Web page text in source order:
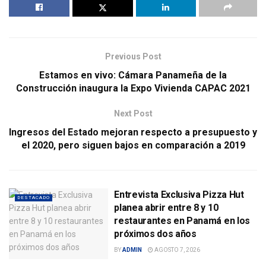
Previous Post
Estamos en vivo: Cámara Panameña de la
Construcción inaugura la Expo Vivienda CAPAC 2021
Next Post
Ingresos del Estado mejoran respecto a presupuesto y
el 2020, pero siguen bajos en comparación a 2019
DESTACADO
Entrevista Exclusiva Pizza Hut
planea abrir entre 8 y 10
restaurantes en Panamá en los
próximos dos años
BYADMIN AGOSTO 7, 2026